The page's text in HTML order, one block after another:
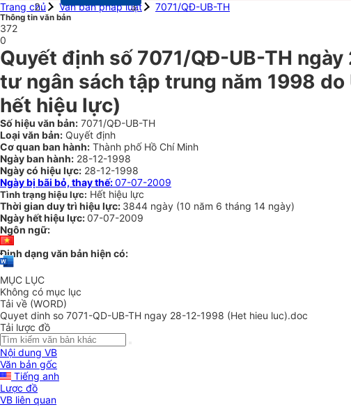
Trang chủ
Văn bản pháp luật 7071/QĐ-UB-TH
Thông tin văn bản
372
0
Quyết định số 7071/QĐ-UB-TH
tư ngân sách tập trung năm 1998 do
hết hiệu lực)
Số hiệu văn bản: 7071/QĐ-UB-TH
Loại văn bản: Quyết định
Cơ quan ban hành: Thành phố Hồ Chí Minh
Ngày ban hành: 28-12-1998
Ngày có hiệu lực: 28-12-1998
Ngày bị bãi bỏ, thay thế:07-07-2009
Tình trạng hiệu lực: Hết hiệu lực
Thời gian duy trì hiệu lực: 3844 ngày (10 năm 6 tháng 14 ngày)
Ngày hết hiệu lực:07-07-2009
Ngôn ngữ:
Định dạng văn bản hiện có:
MỤC LỤC
Không có mục lục
Tải về (WORD)
Quyet dinh so 7071-QD-UB-TH ngay 28-12-1998 (Het hieu luc).doc
Tải lược đồ
Nội dung VB
Văn bản gốc
Tiếng anh
Lược đồ
VB liên quan